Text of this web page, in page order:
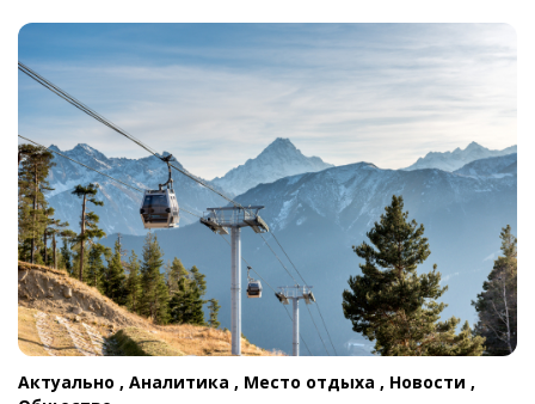
Актуально , Аналитика , Место отдыха , Новости ,